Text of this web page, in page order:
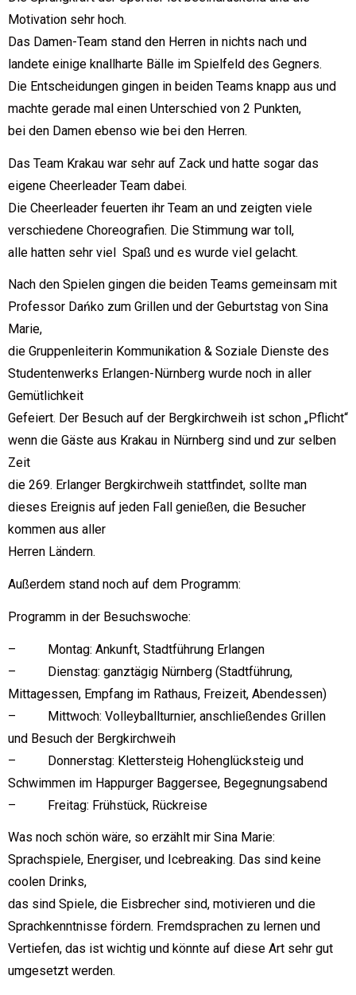
Motivation sehr hoch.
Das Damen-Team stand den Herren in nichts nach und
landete einige knallharte Bälle im Spielfeld des Gegners.
Die Entscheidungen gingen in beiden Teams knapp aus und
machte gerade mal einen Unterschied von 2 Punkten,
bei den Damen ebenso wie bei den Herren.
Das Team Krakau war sehr auf Zack und hatte sogar das
eigene Cheerleader Team dabei.
Die Cheerleader feuerten ihr Team an und zeigten viele
verschiedene Choreografien. Die Stimmung war toll,
alle hatten sehr viel Spaß und es wurde viel gelacht.
Nach den Spielen gingen die beiden Teams gemeinsam mit
Professor Dańko zum Grillen und der Geburtstag von Sina
Marie,
die Gruppenleiterin Kommunikation & Soziale Dienste des
Studentenwerks Erlangen-Nürnberg wurde noch in aller
Gemütlichkeit
Gefeiert. Der Besuch auf der Bergkirchweih ist schon „Pflicht“
wenn die Gäste aus Krakau in Nürnberg sind und zur selben
Zeit
die 269. Erlanger Bergkirchweih stattfindet, sollte man
dieses Ereignis auf jeden Fall genießen, die Besucher
kommen aus aller
Herren Ländern.
Außerdem stand noch auf dem Programm:
Programm in der Besuchswoche:
– Montag: Ankunft, Stadtführung Erlangen
– Dienstag: ganztägig Nürnberg (Stadtführung,
Mittagessen, Empfang im Rathaus, Freizeit, Abendessen)
– Mittwoch: Volleyballturnier, anschließendes Grillen
und Besuch der Bergkirchweih
– Donnerstag: Klettersteig Hohenglücksteig und
Schwimmen im Happurger Baggersee, Begegnungsabend
– Freitag: Frühstück, Rückreise
Was noch schön wäre, so erzählt mir Sina Marie:
Sprachspiele, Energiser, und Icebreaking. Das sind keine
coolen Drinks,
das sind Spiele, die Eisbrecher sind, motivieren und die
Sprachkenntnisse fördern. Fremdsprachen zu lernen und
Vertiefen, das ist wichtig und könnte auf diese Art sehr gut
umgesetzt werden.